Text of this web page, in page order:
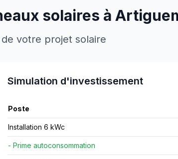
solaires à
votre projet solaire
Simulation d'investissement
Poste
Installation 6 kWc
- Prime autoconsommation